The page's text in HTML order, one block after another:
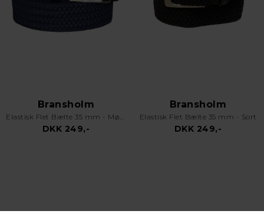
Bransholm
Elastisk Flet Bælte 35 mm - Mørkeblåt
DKK 249,-
Bransholm
Elastisk Flet Bælte 35 mm - Sort
DKK 249,-